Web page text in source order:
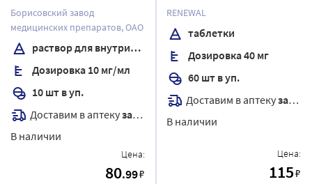
внутривенного и
внутримышечного
введения 2 мл
Борисовский завод
медицинских препаратов, ОАО
раствор для внутривенного и внутримышечного введения
Дозировка 10 мг/мл
10 шт в уп.
Доставим в аптекузавтра
В наличии
Цена:
80.99₽
RENEWAL
таблетки
Дозировка 40 мг
60 шт в уп.
Доставим в аптекузавтра
В наличии
Цена:
115₽